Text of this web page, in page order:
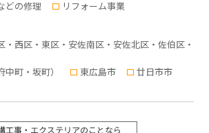
どの修理
リフォーム事業
・西区・東区・安佐南区・安佐北区・佐伯区・
町・坂町）
東広島市
廿日市市